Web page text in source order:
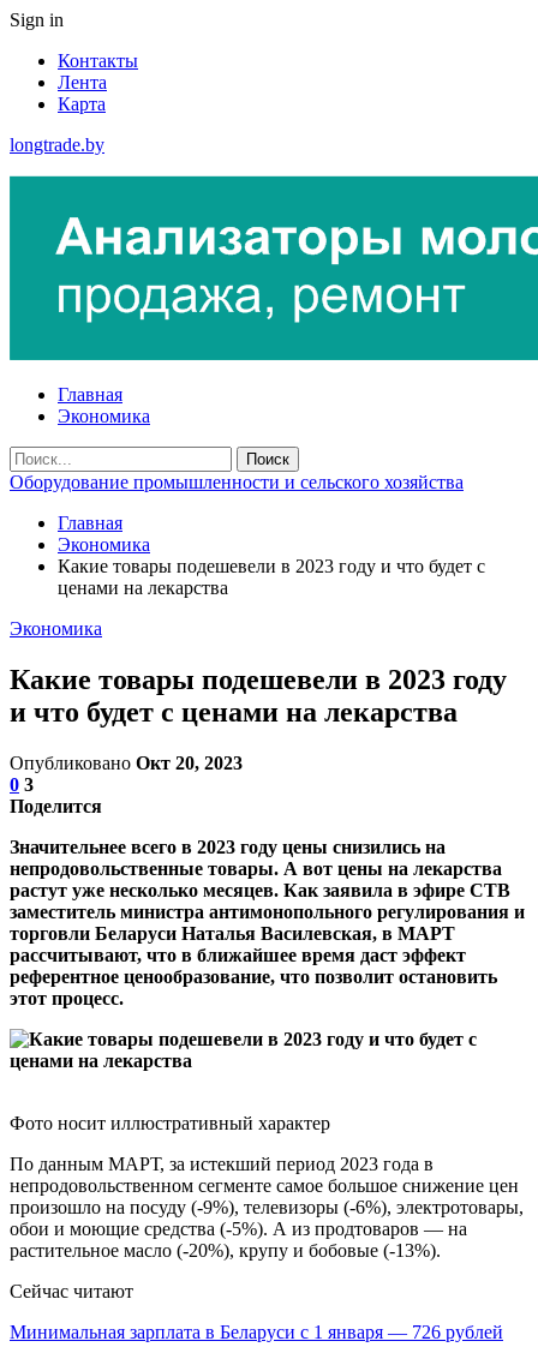
Sign in
Контакты
Лента
Карта
longtrade.by
Главная
Экономика
Оборудование промышленности и сельского хозяйства
Главная
Экономика
Какие товары подешевели в 2023 году и что будет с
ценами на лекарства
Экономика
Какие товары подешевели в 2023 году
и что будет с ценами на лекарства
Опубликовано Окт 20, 2023
0 3
Поделится
Значительнее всего в 2023 году цены снизились на
непродовольственные товары. А вот цены на лекарства
растут уже несколько месяцев. Как заявила в эфире СТВ
заместитель министра антимонопольного регулирования и
торговли Беларуси Наталья Василевская, в МАРТ
рассчитывают, что в ближайшее время даст эффект
референтное ценообразование, что позволит остановить
этот процесс.
Фото носит иллюстративный характер
По данным МАРТ, за истекший период 2023 года в
непродовольственном сегменте самое большое снижение цен
произошло на посуду (-9%), телевизоры (-6%), электротовары,
обои и моющие средства (-5%). А из продтоваров — на
растительное масло (-20%), крупу и бобовые (-13%).
Сейчас читают
Минимальная зарплата в Беларуси с 1 января — 726 рублей